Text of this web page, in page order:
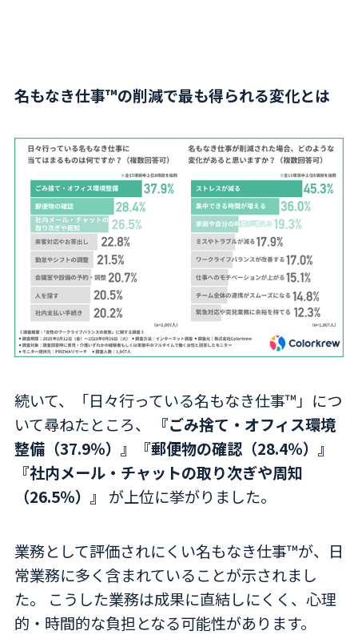
名もなき仕事™の削減で最も得られる変化とは
続いて、「日々行っている名もなき仕事™」につ
いて尋ねたところ、
『ごみ捨て・オフィス環境
整備（37.9％）』『郵便物の確認（28.4％）』
『社内メール・チャットの取り次ぎや周知
（26.5％）』
が上位に挙がりました。
業務として評価されにくい名もなき仕事™が、日
常業務に多く含まれていることが示されまし
た。 こうした業務は成果に直結しにくく、心理
的・時間的な負担となる可能性があります。